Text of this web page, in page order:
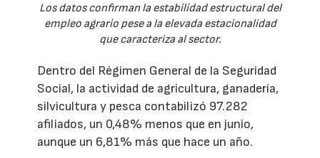
Los datos confirman la estabilidad estructural del
empleo agrario pese a la elevada estacionalidad
que caracteriza al sector.
Dentro del Régimen General de la Seguridad
Social, la actividad de agricultura, ganadería,
silvicultura y pesca contabilizó 97.282
afiliados, un 0,48% menos que en junio,
aunque un 6,81% más que hace un año.